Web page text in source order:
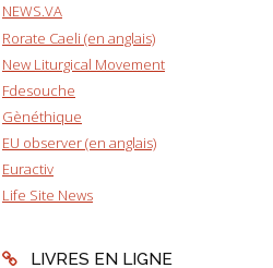
NEWS.VA
Rorate Caeli (en anglais)
New Liturgical Movement
Fdesouche
Gènéthique
EU observer (en anglais)
Euractiv
Life Site News
LIVRES EN LIGNE